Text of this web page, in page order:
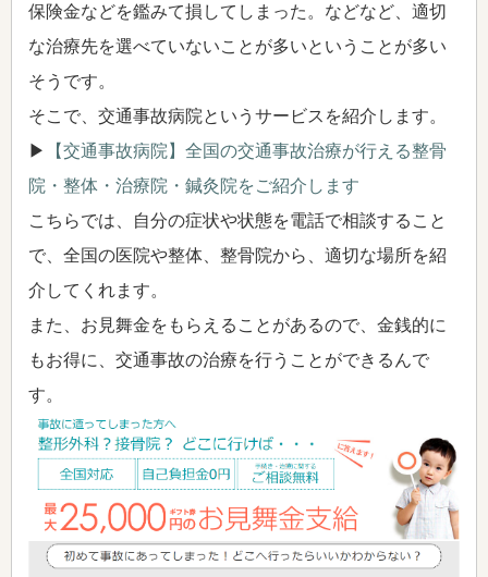
保険金などを鑑みて損してしまった。などなど、適切
な治療先を選べていないことが多いということが多い
そうです。
そこで、交通事故病院というサービスを紹介します。
▶
【交通事故病院】全国の交通事故治療が行える整骨
院・整体・治療院・鍼灸院をご紹介します
こちらでは、自分の症状や状態を電話で相談すること
で、全国の医院や整体、整骨院から、適切な場所を紹
介してくれます。
また、お見舞金をもらえることがあるので、金銭的に
もお得に、交通事故の治療を行うことができるんで
す。